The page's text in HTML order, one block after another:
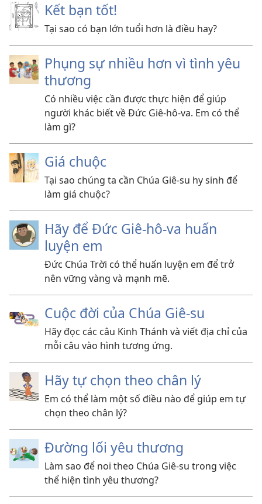
Kết bạn tốt!
Tại sao có bạn lớn tuổi hơn là điều hay?
Phụng sự nhiều hơn vì tình yêu
thương
Có nhiều việc cần được thực hiện để giúp
người khác biết về Đức Giê-hô-va. Em có thể
làm gì?
Giá chuộc
Tại sao chúng ta cần Chúa Giê-su hy sinh để
làm giá chuộc?
Hãy để Đức Giê-hô-va huấn
luyện em
Đức Chúa Trời có thể huấn luyện em để trở
nên vững vàng và mạnh mẽ.
Cuộc đời của Chúa Giê-su
Hãy đọc các câu Kinh Thánh và viết địa chỉ của
mỗi câu vào hình tương ứng.
Hãy tự chọn theo chân lý
Em có thể làm một số điều nào để giúp em tự
chọn theo chân lý?
Đường lối yêu thương
Làm sao để noi theo Chúa Giê-su trong việc
thể hiện tình yêu thương?